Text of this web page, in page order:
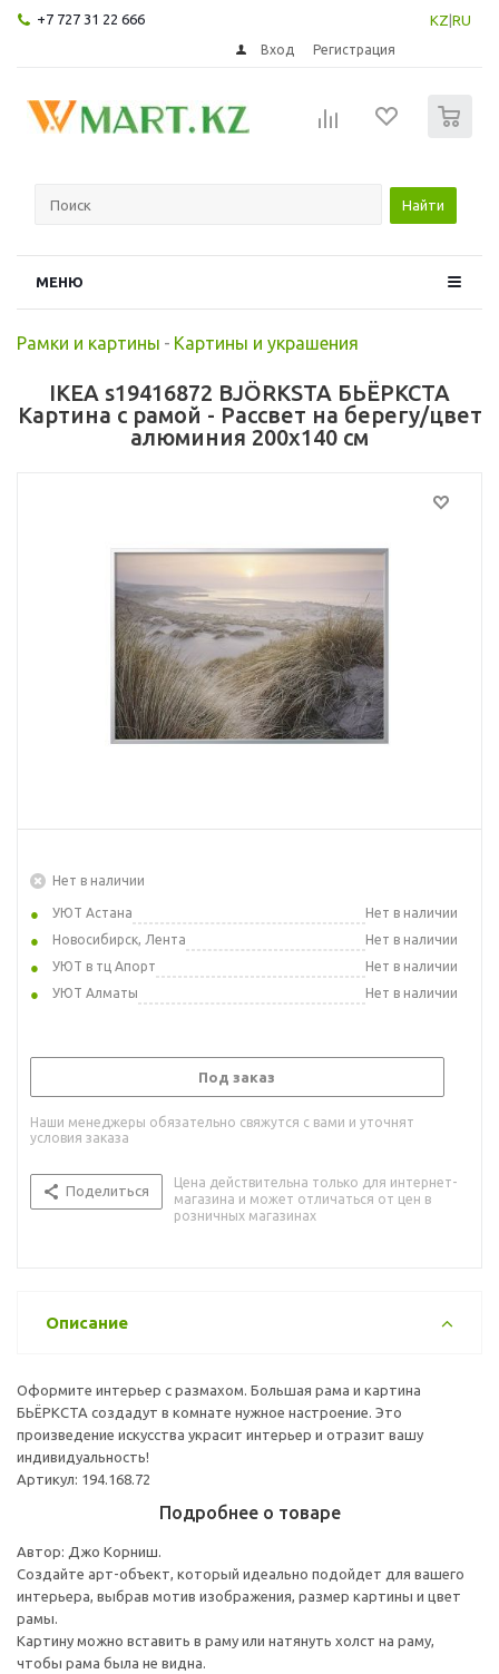
+7 727 31 22 666 KZ RU
Вход Регистрация
Найти
МЕНЮ
Рамки и картины - Картины и украшения
IKEA s19416872 BJÖRKSTA БЬЁРКСТА
Картина с рамой - Рассвет на берегу/цвет
алюминия 200x140 см
Нет в наличии
УЮТ Астана
Нет в наличии
Новосибирск, Лента
Нет в наличии
УЮТ в тц Апорт
Нет в наличии
УЮТ Алматы
Нет в наличии
Под заказ
Наши менеджеры обязательно свяжутся с вами и уточнят
условия заказа
Поделиться
Цена действительна только для интернет-
магазина и может отличаться от цен в
розничных магазинах
Описание
Оформите интерьер с размахом. Большая рама и картина
БЬЁРКСТА создадут в комнате нужное настроение. Это
произведение искусства украсит интерьер и отразит вашу
индивидуальность!
Артикул: 194.168.72
Подробнее о товаре
Автор: Джо Корниш.
Создайте арт-объект, который идеально подойдет для вашего
интерьера, выбрав мотив изображения, размер картины и цвет
рамы.
Картину можно вставить в раму или натянуть холст на раму,
чтобы рама была не видна.